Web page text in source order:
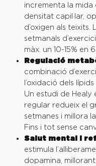
incrementa la mida
densitat capil·lar,
d’oxigen als teixits.
setmanals
màx. un 10-15% en
Regulació
combinació
l’oxidació dels
Un estudi de Healy
regular redueix el
setmanes i millora
Fins i tot sense
Salut mental i
estimula
dopamina, millorant